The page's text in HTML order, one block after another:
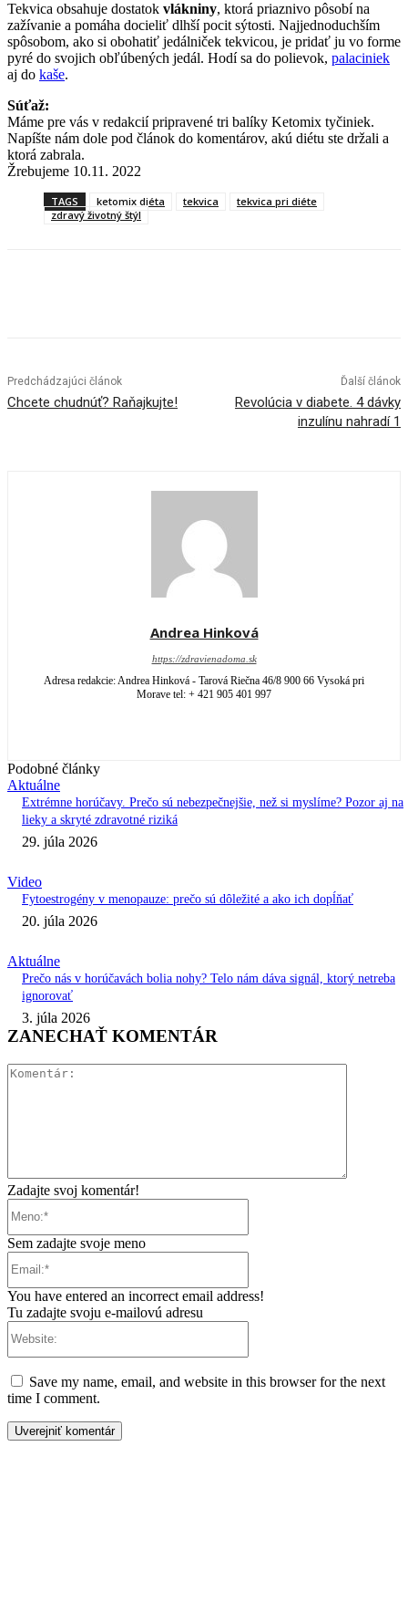
Tekvica obsahuje dostatok vlákniny, ktorá priaznivo pôsobí na
zažívanie a pomáha docieliť dlhší pocit sýtosti. Najjednoduchším
spôsobom, ako si obohatiť jedálniček tekvicou, je pridať ju vo forme
pyré do svojich obľúbených jedál. Hodí sa do polievok, palaciniek
aj do kaše.
Súťaž:
Máme pre vás v redakcií pripravené tri balíky Ketomix tyčiniek.
Napíšte nám dole pod článok do komentárov, akú diétu ste držali a
ktorá zabrala.
Žrebujeme 10.11. 2022
TAGS ketomix diéta tekvica
tekvica pri diéte
zdravý životný štýl
Predchádzajúci článok
Chcete chudnúť? Raňajkujte!
Ďalší článok
Revolúcia v diabete. 4 dávky
inzulínu nahradí 1
Andrea Hinková
https://zdravienadoma.sk
Adresa redakcie: Andrea Hinková - Tarová Riečna 46/8 900 66 Vysoká pri
Morave tel: + 421 905 401 997
Podobné články
Aktuálne
Extrémne horúčavy. Prečo sú nebezpečnejšie, než si myslíme? Pozor aj na
lieky a skryté zdravotné riziká
29. júla 2026
Video
Fytoestrogény v menopauze: prečo sú dôležité a ako ich dopĺňať
20. júla 2026
Aktuálne
Prečo nás v horúčavách bolia nohy? Telo nám dáva signál, ktorý netreba
ignorovať
3. júla 2026
ZANECHAŤ KOMENTÁR
Zadajte svoj komentár!
Sem zadajte svoje meno
You have entered an incorrect email address!
Tu zadajte svoju e-mailovú adresu
Save my name, email, and website in this browser for the next
time I comment.